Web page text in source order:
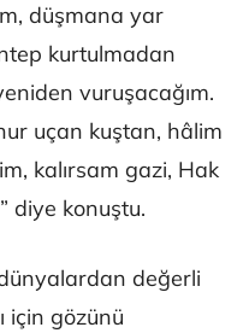
düşmana yar
kurtulmadan
vuruşacağım.
uçan kuştan, hâlim
kalırsam gazi, Hak
diye konuştu.
değerli
için gözünü